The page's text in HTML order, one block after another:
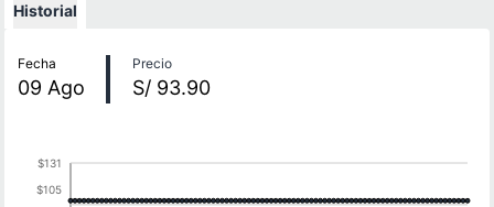
Historial
Fecha
09 Ago
Precio
S/ 93.90
$105
$131